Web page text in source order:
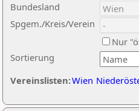
Sortierung
Bundesland
Spgem./Kreis/Verein
Nur
Vereinslisten:Wien